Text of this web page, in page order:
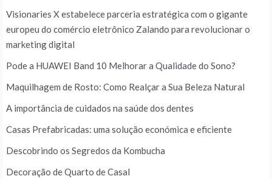
Visionaries X estabelece parceria estratégica com o gigante
europeu do comércio eletrônico Zalando para revolucionar o
marketing digital
Pode a HUAWEI Band 10 Melhorar a Qualidade do Sono?
Maquilhagem de Rosto: Como Realçar a Sua Beleza Natural
A importância de cuidados na saúde dos dentes
Casas Prefabricadas: uma solução económica e eficiente
Descobrindo os Segredos da Kombucha
Decoração de Quarto de Casal